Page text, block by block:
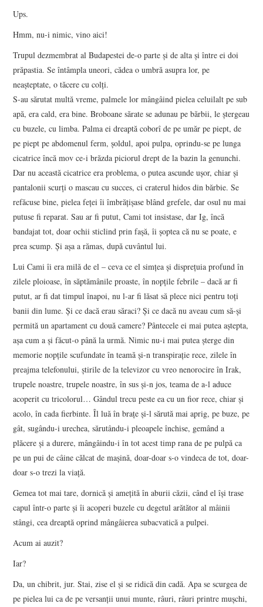
Ups.
Hmm, nu-i nimic, vino aici!
Trupul dezmembrat al Budapestei de-o parte şi de alta şi între ei doi
prăpastia. Se întâmpla uneori, cădea o umbră asupra lor, pe
neaşteptate, o tăcere cu colţi.
S-au sărutat multă vreme, palmele lor mângâind pielea celuilalt pe sub
apă, era cald, era bine. Broboane sărate se adunau pe bărbii, le ştergeau
cu buzele, cu limba. Palma ei dreaptă coborî de pe umăr pe piept, de
pe piept pe abdomenul ferm, şoldul, apoi pulpa, oprindu-se pe lunga
cicatrice încă mov ce-i brăzda piciorul drept de la bazin la genunchi.
Dar nu această cicatrice era problema, o putea ascunde uşor, chiar şi
pantalonii scurţi o mascau cu succes, ci craterul hidos din bărbie. Se
refăcuse bine, pielea feţei îi îmbrăţişase blând grefele, dar osul nu mai
putuse fi reparat. Sau ar fi putut, Cami tot insistase, dar Ig, încă
bandajat tot, doar ochii sticlind prin faşă, îi şoptea că nu se poate, e
prea scump. Şi aşa a rămas, după cuvântul lui.
Lui Cami îi era milă de el – ceva ce el simţea şi dispreţuia profund în
zilele ploioase, în săptămânile proaste, în nopţile febrile – dacă ar fi
putut, ar fi dat timpul înapoi, nu l-ar fi lăsat să plece nici pentru toţi
banii din lume. Şi ce dacă erau săraci? Şi ce dacă nu aveau cum să-şi
permită un apartament cu două camere? Pântecele ei mai putea aştepta,
aşa cum a şi făcut-o până la urmă. Nimic nu-i mai putea şterge din
memorie nopţile scufundate în teamă şi-n transpiraţie rece, zilele în
preajma telefonului, ştirile de la televizor cu vreo nenorocire în Irak,
trupele noastre, trupele noastre, în sus şi-n jos, teama de a-l aduce
acoperit cu tricolorul… Gândul trecu peste ea cu un fior rece, chiar şi
acolo, în cada fierbinte. Îl luă în braţe şi-l sărută mai aprig, pe buze, pe
gât, sugându-i urechea, sărutându-i pleoapele închise, gemând a
plăcere şi a durere, mângâindu-i în tot acest timp rana de pe pulpă ca
pe un pui de câine călcat de maşină, doar-doar s-o vindeca de tot, doar-
doar s-o trezi la viaţă.
Gemea tot mai tare, dornică şi ameţită în aburii căzii, când el îşi trase
capul într-o parte şi îi acoperi buzele cu degetul arătător al mâinii
stângi, cea dreaptă oprind mângâierea subacvatică a pulpei.
Acum ai auzit?
Iar?
Da, un chibrit, jur. Stai, zise el şi se ridică din cadă. Apa se scurgea de
pe pielea lui ca de pe versanţii unui munte, râuri, râuri printre muşchi,